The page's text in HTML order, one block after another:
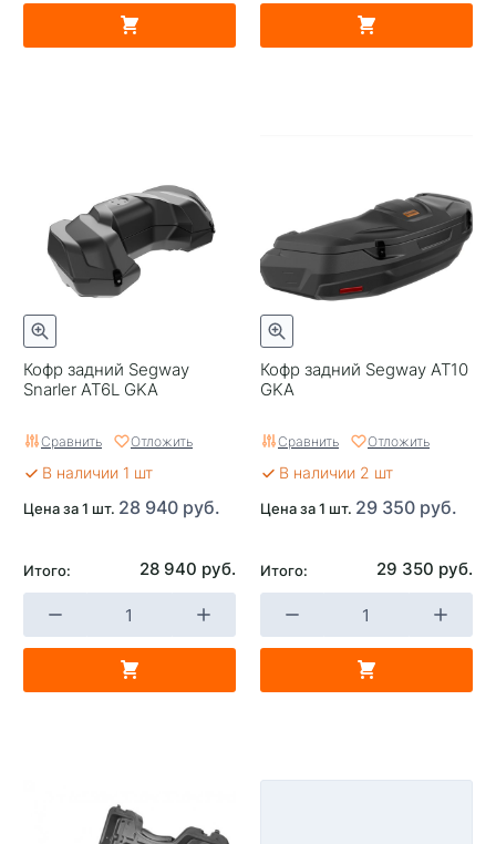
Кофр задний Segway
Snarler AT6L GKA
Сравнить Отложить
В наличии 1 шт
Цена за 1 шт. 28 940 руб.
Итого: 28 940 руб.
Кофр задний Segway AT10
GKA
Сравнить Отложить
В наличии 2 шт
Цена за 1 шт. 29 350 руб.
Итого: 29 350 руб.